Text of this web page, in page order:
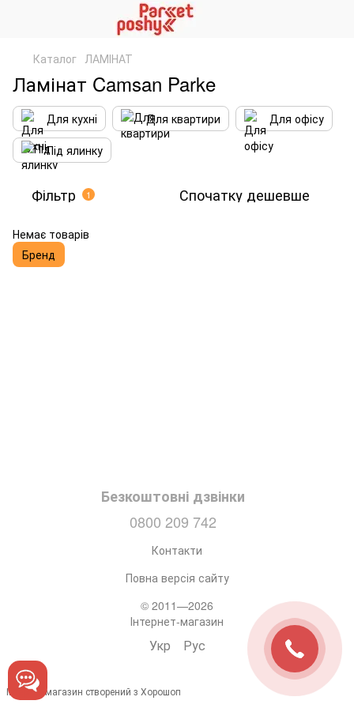
Каталог ЛАМІНАТ
Ламінат Camsan Parke
Для кухні Для квартири
Для офісу
Під ялинку
Фільтр 1 Спочатку дешевше
Немає товарів
Бренд
Безкоштовні дзвінки
0800 209 742
Контакти
Повна версія сайту
© 2011—2026
Інтернет-магазин
Укр Рус
Інтернет-магазин створений з Хорошоп